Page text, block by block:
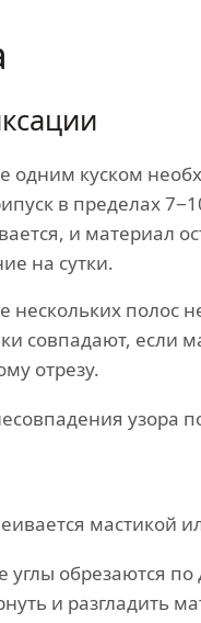
одним куском
в пределах
и материал
на сутки.
нескольких полос
совпадают, если
отрезу.
узора
мастикой
углы обрезаются
и разгладить